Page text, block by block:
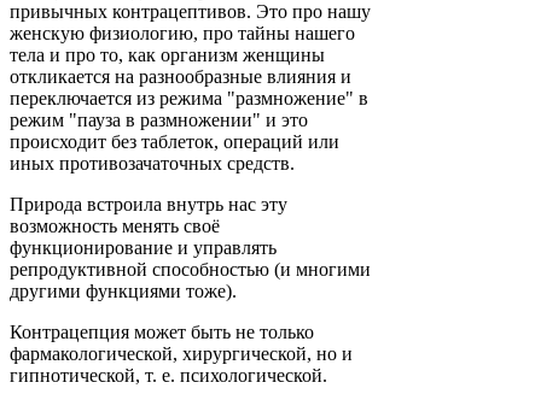
привычных контрацептивов. Это про нашу
женскую физиологию, про тайны нашего
тела и про то, как организм женщины
откликается на разнообразные влияния и
переключается из режима "размножение" в
режим "пауза в размножении" и это
происходит без таблеток, операций или
иных противозачаточных средств.
Природа встроила внутрь нас эту
возможность менять своё
функционирование и управлять
репродуктивной способностью (и многими
другими функциями тоже).
Контрацепция может быть не только
фармакологической, хирургической, но и
гипнотической, т. е. психологической.